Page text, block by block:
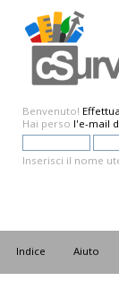
Benvenuto!
Hai perso l'e-mail
Inserisci il nome
Indice Aiuto